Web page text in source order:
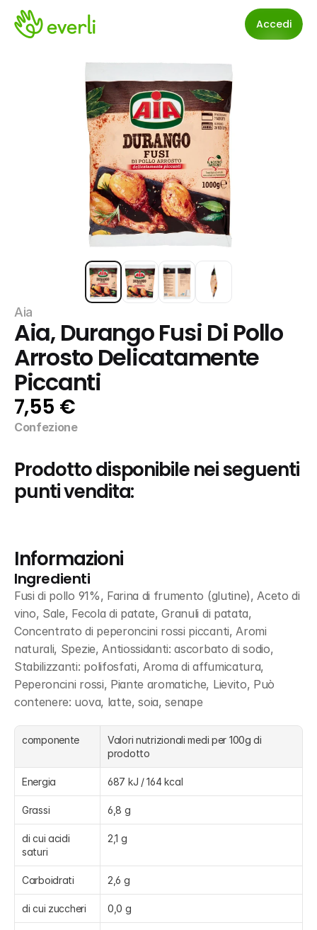
Accedi
Aia
Aia, Durango Fusi Di Pollo
Arrosto Delicatamente
Piccanti
7,55 €
Confezione
Prodotto disponibile nei seguenti
punti vendita:
Informazioni
Ingredienti
Fusi di pollo 91%, Farina di frumento (glutine), Aceto di
vino, Sale, Fecola di patate, Granuli di patata,
Concentrato di peperoncini rossi piccanti, Aromi
naturali, Spezie, Antiossidanti: ascorbato di sodio,
Stabilizzanti: polifosfati, Aroma di affumicatura,
Peperoncini rossi, Piante aromatiche, Lievito, Può
contenere: uova, latte, soia, senape
componente
Valori nutrizionali medi per 100g di
prodotto
Energia 687 kJ / 164 kcal
Grassi 6,8 g
di cui acidi
saturi
2,1 g
Carboidrati 2,6 g
di cui zuccheri 0,0 g